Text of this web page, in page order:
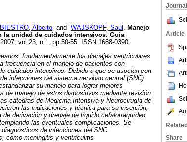
Journal
Article
Share
BIESTRO, Alberto and WAJSKOPF, Saúl . Manejo
la unidad de cuidados intensivos. Guía
vol.23, n.1, pp.50-55. ISSN 1688-0390.
fundamentalmente los drenajes ventriculares
frecuencia en el manejo de pacientes con
cuidados intensivos. Debido a que se asocian con
infecciones del sistema nervioso central (SNC)
su manejo para lograr mejores
de manejo de estos dispositivos mediante revisión
cátedras de Medicina Intensiva y Neurocirugía de
las indicaciones y técnica para su inserción,
derivación y drenaje de líquido cefalorraquídeo,
las eventuales complicaciones. Se
de infecciones del SNC
como meningitis y ventriculitis